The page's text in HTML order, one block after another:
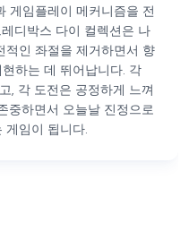
게임플레이 메커니즘을 전
디박스 다이 컬렉션은 나
적인 좌절을 제거하면서 향
하는 데 뛰어납니다. 각
, 각 도전은 공정하게 느껴
중하면서 오늘날 진정으로
게임이 됩니다.